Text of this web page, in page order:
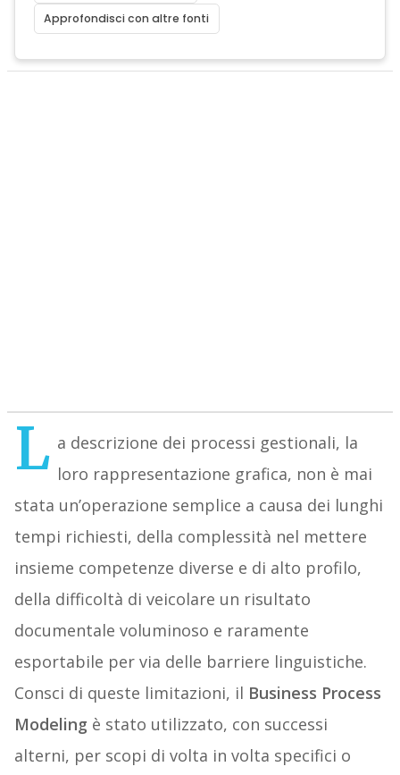
Approfondisci con altre fonti
L a descrizione dei processi gestionali, la
loro rappresentazione grafica, non è mai
stata un’operazione semplice a causa dei lunghi
tempi richiesti, della complessità nel mettere
insieme competenze diverse e di alto profilo,
della difficoltà di veicolare un risultato
documentale voluminoso e raramente
esportabile per via delle barriere linguistiche.
Consci di queste limitazioni, il Business Process
Modeling è stato utilizzato, con successi
alterni, per scopi di volta in volta specifici o